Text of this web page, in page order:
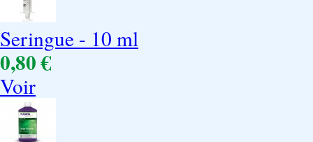
Seringue - 10 ml
0,80 €
Voir